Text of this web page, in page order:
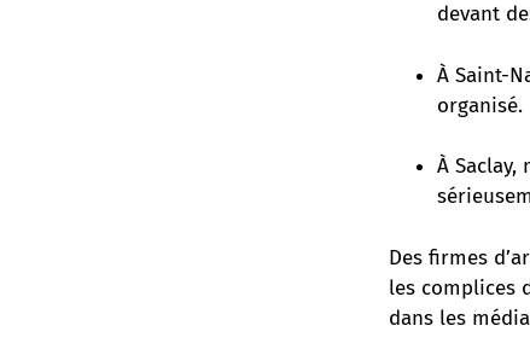
devant
À Saint-
organisé.
À
Des firmes
les complices
dans les